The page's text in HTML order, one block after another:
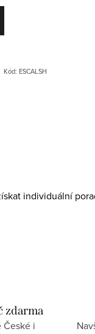
Kód: ESCALSH
individuální
zdarma
České i